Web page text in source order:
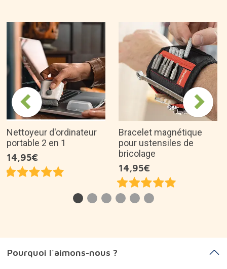
Nettoyeur d'ordinateur
portable 2 en 1
14,95€
Bracelet magnétique
pour ustensiles de
bricolage
14,95€
Pourquoi l'aimons-nous ?